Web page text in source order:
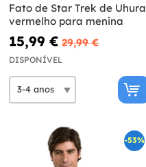
Fato de Star Trek de Uhura
vermelho para menina
15,99 € 29,99 €
DISPONÍVEL
-53%